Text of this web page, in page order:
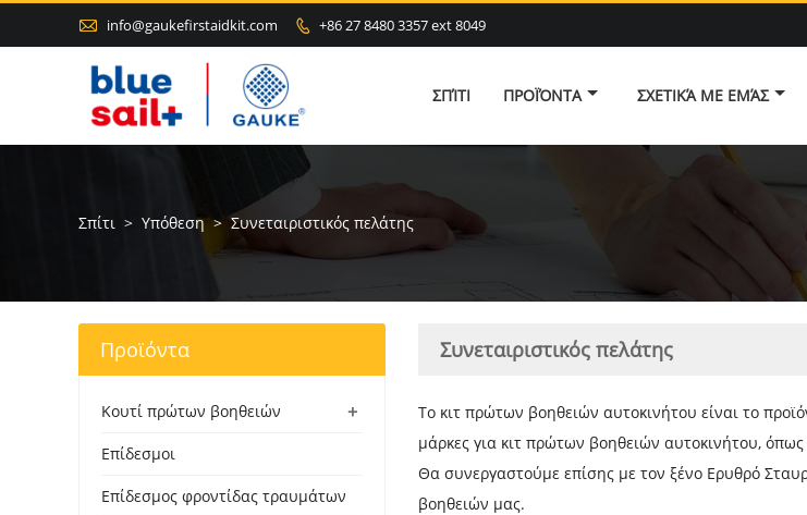
 info@gaukefirstaidkit.com  +86 27 8480 3357 ext 8049
ΣΠΊΤΙ ΠΡΟΪΌΝΤΑ ΣΧΕΤΙΚΆ ΜΕ ΕΜΆΣ
Σπίτι > Υπόθεση > Συνεταιριστικός πελάτης
Συνεταιριστικός πελάτης
Το κιτ πρώτων βοηθειών αυτοκινήτου είναι το
μάρκες για κιτ πρώτων βοηθειών αυτοκινήτου,
Θα συνεργαστούμε επίσης με τον ξένο Ερυθρό
βοηθειών μας.
Προϊόντα
+
Κουτί πρώτων βοηθειών
Επίδεσμοι
Επίδεσμος φροντίδας τραυμάτων